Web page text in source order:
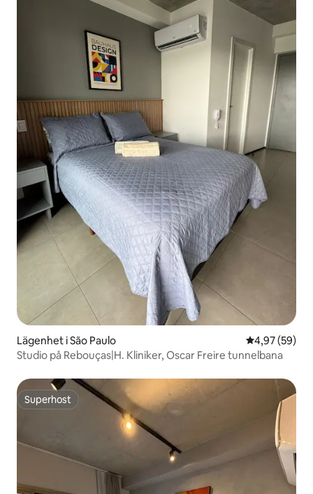
Lägenhet i São Paulo 4,97 av 5 i
4,97 (59)
Studio på Rebouças|H. Kliniker, Oscar Freire tunnelbana
Superhost
Superhost